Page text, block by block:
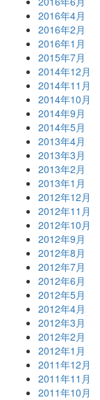
2016年4月
2016年2月
2016年1月
2015年7月
2014年12月
2014年11月
2014年10月
2014年9月
2014年5月
2013年4月
2013年3月
2013年2月
2013年1月
2012年12月
2012年11月
2012年10月
2012年9月
2012年8月
2012年7月
2012年6月
2012年5月
2012年4月
2012年3月
2012年2月
2012年1月
2011年12月
2011年11月
2011年10月